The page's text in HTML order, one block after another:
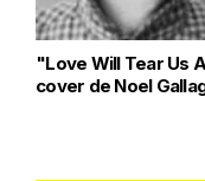
"Love Will Tear Us
cover de Noel